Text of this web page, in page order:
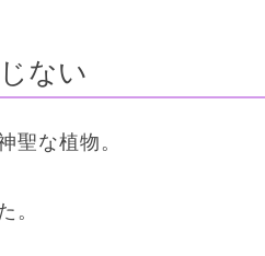
ない
聖な植物。
。